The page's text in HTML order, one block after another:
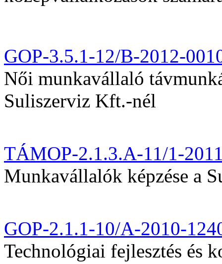
GOP-3.5.1-12/B-2012-
Női munkavállaló
Suliszerviz Kft.-nél
TÁMOP-2.1.3.A-11/1-
Munkavállalók képzése a
GOP-2.1.1-10/A-2010-
Technológiai fejlesztés és